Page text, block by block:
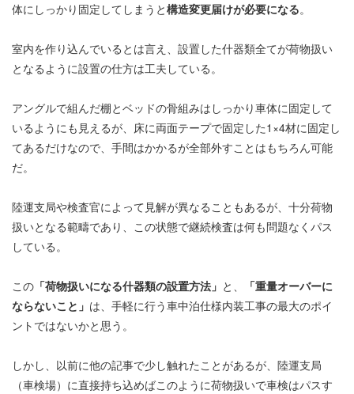
体にしっかり固定してしまうと構造変更届けが必要になる。
室内を作り込んでいるとは言え、設置した什器類全てが荷物扱い
となるように設置の仕方は工夫している。
アングルで組んだ棚とベッドの骨組みはしっかり車体に固定して
いるようにも見えるが、床に両面テープで固定した1×4材に固定し
てあるだけなので、手間はかかるが全部外すことはもちろん可能
だ。
陸運支局や検査官によって見解が異なることもあるが、十分荷物
扱いとなる範疇であり、この状態で継続検査は何も問題なくパス
している。
この 「荷物扱いになる什器類の設置方法」 と、
「重量オーバーに
ならないこと」 は、手軽に行う車中泊仕様内装工事の最大のポイ
ントではないかと思う。
しかし、以前に他の記事で少し触れたことがあるが、陸運支局
（車検場）に直接持ち込めばこのように荷物扱いで車検はパスす